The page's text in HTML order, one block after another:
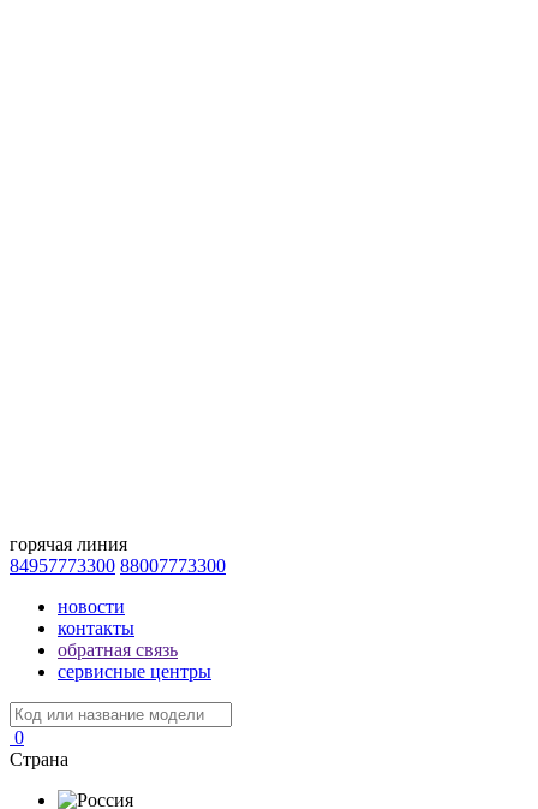
горячая линия
84957773300 88007773300
новости
контакты
обратная связь
сервисные центры
0
Страна